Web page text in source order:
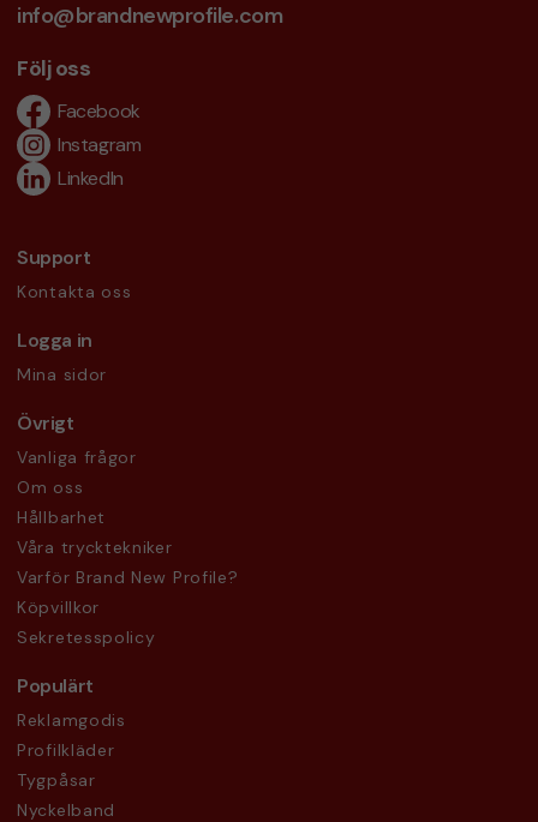
info@brandnewprofile.com
Följ oss
Facebook
Instagram
LinkedIn
Support
Kontakta oss
Logga in
Mina sidor
Övrigt
Vanliga frågor
Om oss
Hållbarhet
Våra trycktekniker
Varför Brand New Profile?
Köpvillkor
Sekretesspolicy
Populärt
Reklamgodis
Profilkläder
Tygpåsar
Nyckelband